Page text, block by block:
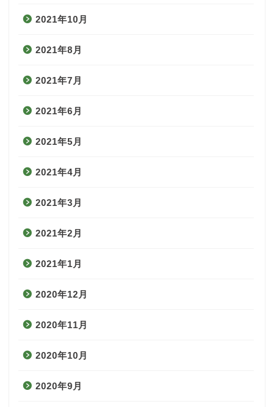
2021年10月
2021年8月
2021年7月
2021年6月
2021年5月
2021年4月
2021年3月
2021年2月
2021年1月
2020年12月
2020年11月
2020年10月
2020年9月